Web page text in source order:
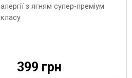
алергії з ягням супер-преміум
класу
399 грн